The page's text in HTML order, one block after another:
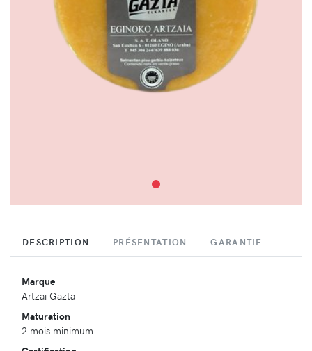
DESCRIPTION PRÉSENTATION GARANTIE
Marque
Artzai Gazta
Maturation
2 mois minimum.